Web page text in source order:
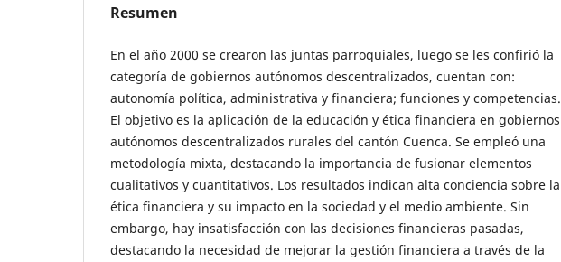
Resumen
En el año 2000 se crearon las juntas parroquiales, luego se les confirió la
categoría de gobiernos autónomos descentralizados, cuentan con:
autonomía política, administrativa y financiera; funciones y competencias.
El objetivo es la aplicación de la educación y ética financiera en gobiernos
autónomos descentralizados rurales del cantón Cuenca. Se empleó una
metodología mixta, destacando la importancia de fusionar elementos
cualitativos y cuantitativos. Los resultados indican alta conciencia sobre la
ética financiera y su impacto en la sociedad y el medio ambiente. Sin
embargo, hay insatisfacción con las decisiones financieras pasadas,
destacando la necesidad de mejorar la gestión financiera a través de la